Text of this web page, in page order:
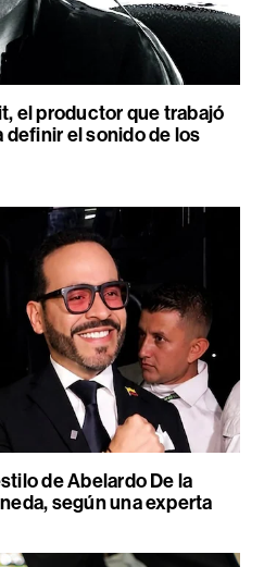
el productor que trabajó
definir el sonido de los
de Abelardo De la
según una experta